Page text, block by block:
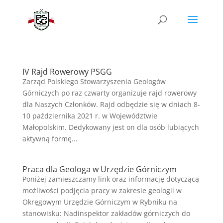
IV Rajd Rowerowy PSGG
Zarząd Polskiego Stowarzyszenia Geologów
Górniczych po raz czwarty organizuje rajd rowerowy
dla Naszych Członków. Rajd odbędzie się w dniach 8-
10 października 2021 r. w Województwie
Małopolskim. Dedykowany jest on dla osób lubiących
aktywną formę...
Praca dla Geologa w Urzędzie Górniczym
Poniżej zamieszczamy link oraz informację dotyczącą
możliwości podjęcia pracy w zakresie geologii w
Okręgowym Urzędzie Górniczym w Rybniku na
stanowisku: Nadinspektor zakładów górniczych do